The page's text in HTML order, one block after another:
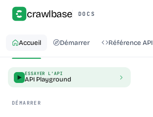
crawlbase DOCS
Accueil Démarrer Référence API
ESSAYER L'API
API Playground
DÉMARRER